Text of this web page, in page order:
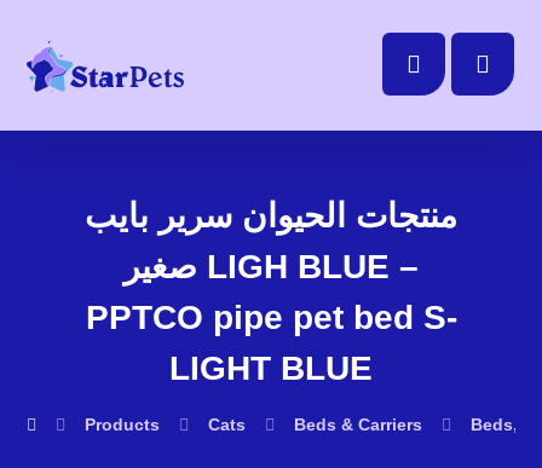
منتجات الحيوان سرير بايب
صغير LIGH BLUE –
PPTCO pipe pet bed S-
LIGHT BLUE
Products Cats Beds & Carriers Beds,